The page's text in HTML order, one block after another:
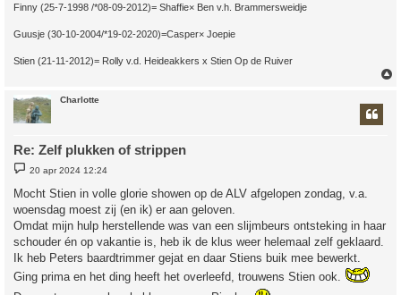
Finny (25-7-1998 /*08-09-2012)= Shaffie× Ben v.h. Brammersweidje
Guusje (30-10-2004/*19-02-2020)=Casper× Joepie
Stien (21-11-2012)= Rolly v.d. Heideakkers x Stien Op de Ruiver
Charlotte
Re: Zelf plukken of strippen
B
i
c
t
20 apr 2024 12:24
Mocht Stien in volle glorie showen op de ALV afgelopen zondag, v.a.
woensdag moest zij (en ik) er aan geloven.
Omdat mijn hulp herstellende was van een slijmbeurs ontsteking in haar
schouder én op vakantie is, heb ik de klus weer helemaal zelf geklaard.
Ik heb Peters baardtrimmer gejat en daar Stiens buik mee bewerkt.
Ging prima en het ding heeft het overleefd, trouwens Stien ook.